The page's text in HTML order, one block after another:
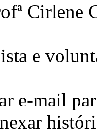
Cirlene
e
e-mail